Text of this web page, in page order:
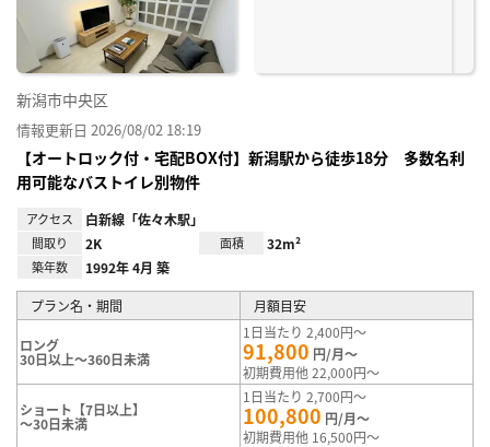
新潟市中央区
情報更新日 2026/08/02 18:19
【オートロック付・宅配BOX付】新潟駅から徒歩18分 多数名利
用可能なバストイレ別物件
アクセス 白新線「佐々木駅」
間取り 2K 面積 32m²
築年数 1992年 4月 築
プラン名・期間 月額目安
ロング
30日以上～360日未満
1日当たり 2,400円～
91,800 円/月～
初期費用他 22,000円～
ショート【7日以上】
～30日未満
1日当たり 2,700円～
100,800 円/月～
初期費用他 16,500円～